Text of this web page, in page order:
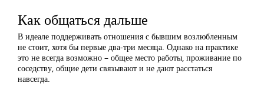
Как общаться дальше
В идеале поддерживать отношения с бывшим возлюбленным
не стоит, хотя бы первые два-три месяца. Однако на практике
это не всегда возможно – общее место работы, проживание по
соседству, общие дети связывают и не дают расстаться
навсегда.